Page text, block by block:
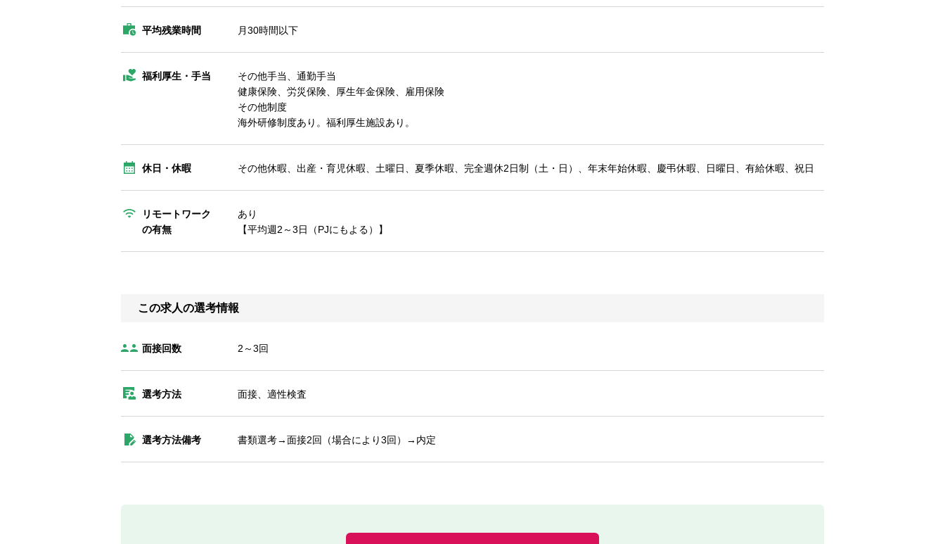
平均残業時間 月30時間以下
福利厚生・手当
その他手当、通勤手当
健康保険、労災保険、厚生年金保険、雇用保険
その他制度
海外研修制度あり。福利厚生施設あり。
休日・休暇 その他休暇、出産・育児休暇、土曜日、夏季休暇、完全週休2日制（土・日）、年末年始休暇、慶弔休暇、日曜日、有給休暇、祝日
リモートワーク
の有無
あり
【平均週2～3日（PJにもよる）】
この求人の選考情報
面接回数 2～3回
選考方法 面接、適性検査
選考方法備考 書類選考→面接2回（場合により3回）→内定